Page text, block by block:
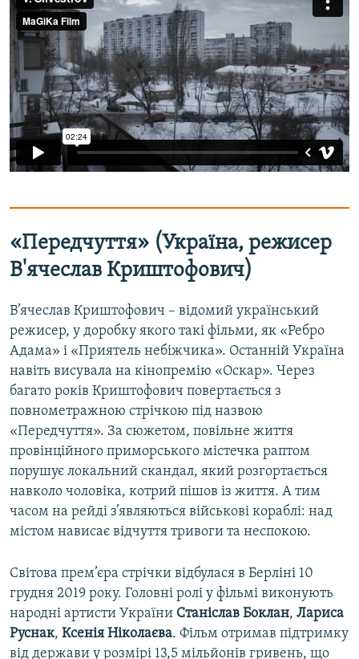
«Передчуття» (Україна, режисер
В'ячеслав Криштофович)
В’ячеслав Криштофович – відомий український
режисер, у доробку якого такі фільми, як «Ребро
Адама» і «Приятель небіжчика». Останній Україна
навіть висувала на кінопремію «Оскар». Через
багато років Криштофович повертається з
повнометражною стрічкою під назвою
«Передчуття». За сюжетом, повільне життя
провінційного приморського містечка раптом
порушує локальний скандал, який розгортається
навколо чоловіка, котрий пішов із життя. А тим
часом на рейді з’являються військові кораблі: над
містом нависає відчуття тривоги та неспокою.
Світова прем’єра стрічки відбулася в Берліні 10
грудня 2019 року. Головні ролі у фільмі виконують
народні артисти України Станіслав Боклан, Лариса
Руснак, Ксенія Ніколаєва. Фільм отримав підтримку
від держави у розмірі 13,5 мільйонів гривень, що